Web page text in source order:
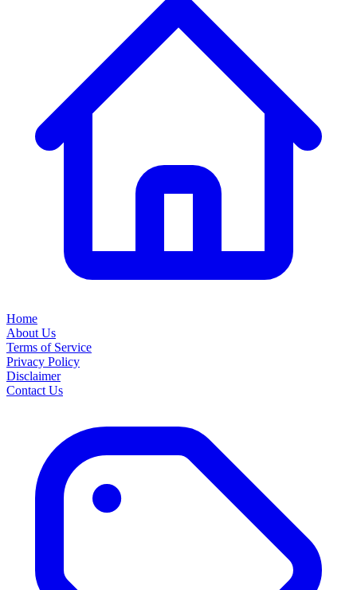
Home
About Us
Terms of Service
Privacy Policy
Disclaimer
Contact Us